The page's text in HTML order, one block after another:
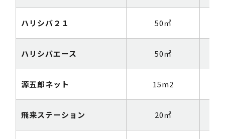
ハリシバ２１ 50㎡
ハリシバエース 50㎡
源五郎ネット 15m2
飛来ステーション 20㎡